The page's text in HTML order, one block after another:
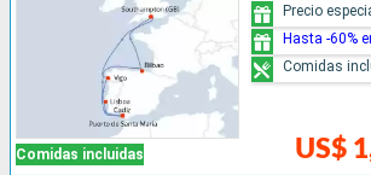
Comidas incluidas US$
Precio
Hasta -60%
Comidas